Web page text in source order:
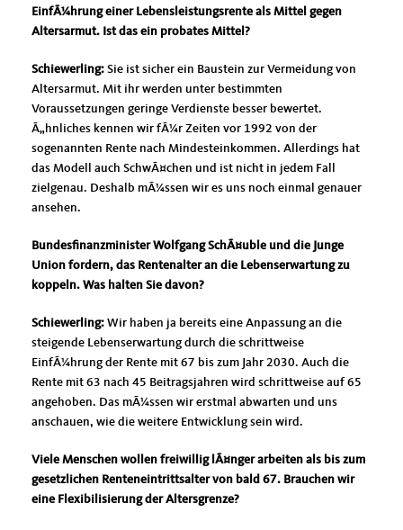
EinfÃ¼hrung einer Lebensleistungsrente als Mittel gegen
Altersarmut. Ist das ein probates Mittel?
Schiewerling: Sie ist sicher ein Baustein zur Vermeidung von
Altersarmut. Mit ihr werden unter bestimmten
Voraussetzungen geringe Verdienste besser bewertet.
Ã„hnliches kennen wir fÃ¼r Zeiten vor 1992 von der
sogenannten Rente nach Mindesteinkommen. Allerdings hat
das Modell auch SchwÃ¤chen und ist nicht in jedem Fall
zielgenau. Deshalb mÃ¼ssen wir es uns noch einmal genauer
ansehen.
Bundesfinanzminister Wolfgang SchÃ¤uble und die Junge
Union fordern, das Rentenalter an die Lebenserwartung zu
koppeln. Was halten Sie davon?
Schiewerling: Wir haben ja bereits eine Anpassung an die
steigende Lebenserwartung durch die schrittweise
EinfÃ¼hrung der Rente mit 67 bis zum Jahr 2030. Auch die
Rente mit 63 nach 45 Beitragsjahren wird schrittweise auf 65
angehoben. Das mÃ¼ssen wir erstmal abwarten und uns
anschauen, wie die weitere Entwicklung sein wird.
Viele Menschen wollen freiwillig lÃ¤nger arbeiten als bis zum
gesetzlichen Renteneintrittsalter von bald 67. Brauchen wir
eine Flexibilisierung der Altersgrenze?